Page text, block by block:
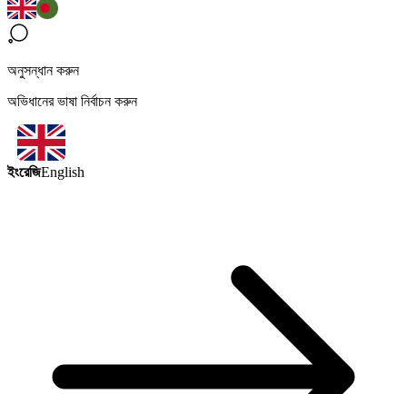
অনুসন্ধান করুন
অভিধানের ভাষা নির্বাচন করুন
ইংরেজিEnglish